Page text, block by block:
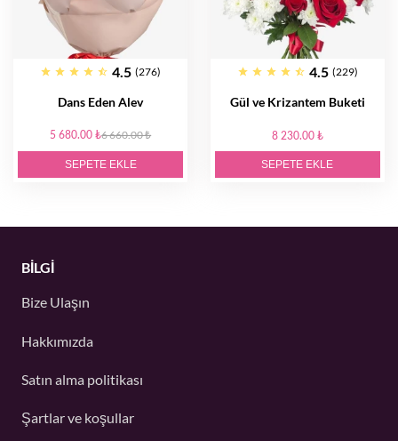
4.5 (276)
Dans Eden Alev
5 680.00 ₺6 660.00 ₺
SEPETE EKLE
4.5 (229)
Gül ve Krizantem Buketi
8 230.00 ₺
SEPETE EKLE
BİLGİ
Bize Ulaşın
Hakkımızda
Satın alma politikası
Şartlar ve koşullar